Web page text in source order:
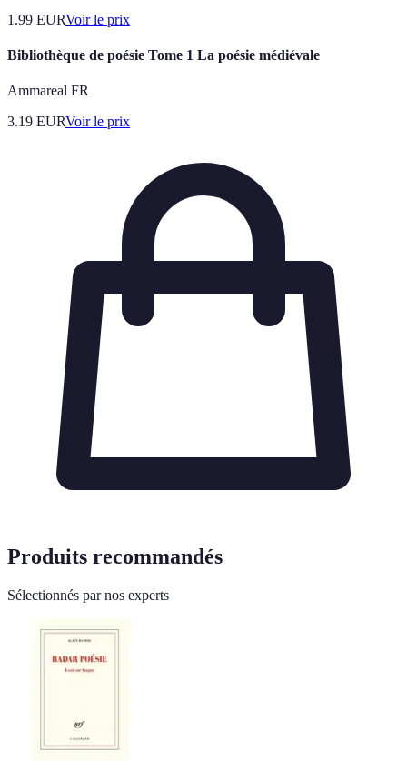
1.99 EURVoir le prix
Bibliothèque de poésie Tome 1 La poésie médiévale
Ammareal FR
3.19 EURVoir le prix
Produits recommandés
Sélectionnés par nos experts